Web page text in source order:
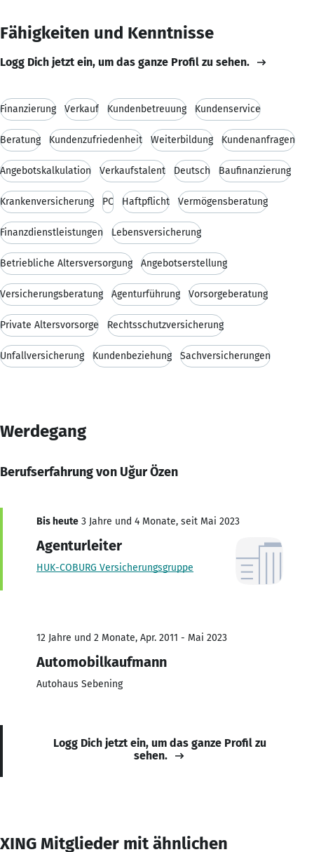
Fähigkeiten und Kenntnisse
Logg Dich jetzt ein, um das ganze Profil zu sehen.
Finanzierung Verkauf Kundenbetreuung Kundenservice
Beratung Kundenzufriedenheit Weiterbildung Kundenanfragen
Angebotskalkulation Verkaufstalent Deutsch Baufinanzierung
Krankenversicherung PC Haftpflicht Vermögensberatung
Finanzdienstleistungen Lebensversicherung
Betriebliche Altersversorgung Angebotserstellung
Versicherungsberatung Agenturführung Vorsorgeberatung
Private Altersvorsorge Rechtsschutzversicherung
Unfallversicherung Kundenbeziehung Sachversicherungen
Werdegang
Berufserfahrung von Uğur Özen
Bis heute 3 Jahre und 4 Monate, seit Mai 2023
Agenturleiter
HUK-COBURG Versicherungsgruppe
12 Jahre und 2 Monate, Apr. 2011 - Mai 2023
Automobilkaufmann
Autohaus Sebening
Logg Dich jetzt ein, um das ganze Profil zu
sehen.
XING Mitglieder mit ähnlichen